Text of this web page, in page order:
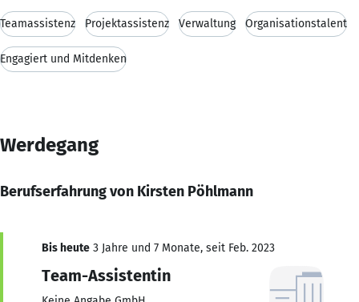
Teamassistenz Projektassistenz Verwaltung Organisationstalent
Engagiert und Mitdenken
Werdegang
Berufserfahrung von Kirsten Pöhlmann
Bis heute 3 Jahre und 7 Monate, seit Feb. 2023
Team-Assistentin